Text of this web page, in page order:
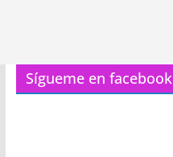
Sígueme en facebook